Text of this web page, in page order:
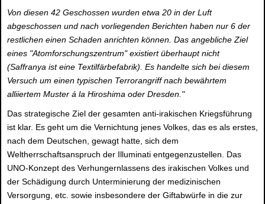
Von diesen 42 Geschossen wurden etwa 20 in der Luft
abgeschossen und nach vorliegenden Berichten haben nur 6 der
restlichen einen Schaden anrichten können. Das angebliche Ziel
eines "Atomforschungszentrum" existiert überhaupt nicht
(Saffranya ist eine Textilfärbefabrik). Es handelte sich bei diesem
Versuch um einen typischen Terrorangriff nach bewährtem
alliiertem Muster á la Hiroshima oder Dresden."
Das strategische Ziel der gesamten anti-irakischen Kriegsführung
ist klar. Es geht um die Vernichtung jenes Volkes, das es als erstes,
nach dem Deutschen, gewagt hatte, sich dem
Weltherrschaftsanspruch der Illuminati entgegenzustellen. Das
UNO-Konzept des Verhungernlassens des irakischen Volkes und
der Schädigung durch Unterminierung der medizinischen
Versorgung, etc. sowie insbesondere der Giftabwürfe in die zur